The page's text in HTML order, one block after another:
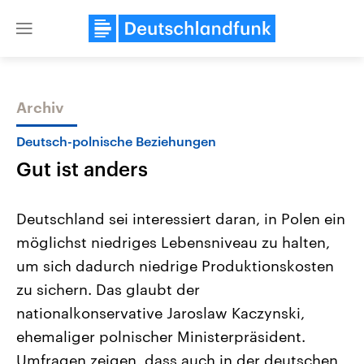
Close
Themen
Landtagswahl Sachsen-Anhalt
2026
Alle Informationen
Sachsen-Anhalt wählt am 6.
September 2026 einen neuen
Landtag. Seit 2021 wird das
Bundesland von einer Koalition aus
Hintergründe
Wirtschaftlich und
gehören die Vereinigten
den mächtigsten Ländern
mit großem Einfluss auf
Archiv
Deutsch-polnische Beziehungen
Gut ist anders
Deutschland sei interessiert daran, in Polen ein
möglichst niedriges Lebensniveau zu halten,
um sich dadurch niedrige Produktionskosten
zu sichern. Das glaubt der
nationalkonservative Jaroslaw Kaczynski,
ehemaliger polnischer Ministerpräsident.
Umfragen zeigen, dass auch in der deutschen